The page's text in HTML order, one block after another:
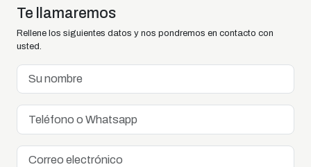
Te llamaremos
Rellene los siguientes datos y nos pondremos en contacto con
usted.